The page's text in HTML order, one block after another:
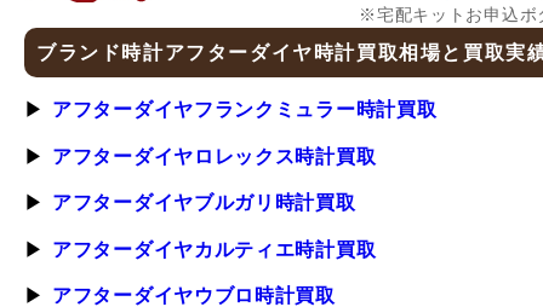
※宅配キットお申込ボ
ブランド時計アフターダイヤ時計買取相場と買取実
アフターダイヤフランクミュラー時計買取
アフターダイヤロレックス時計買取
アフターダイヤブルガリ時計買取
アフターダイヤカルティエ時計買取
アフターダイヤウブロ時計買取